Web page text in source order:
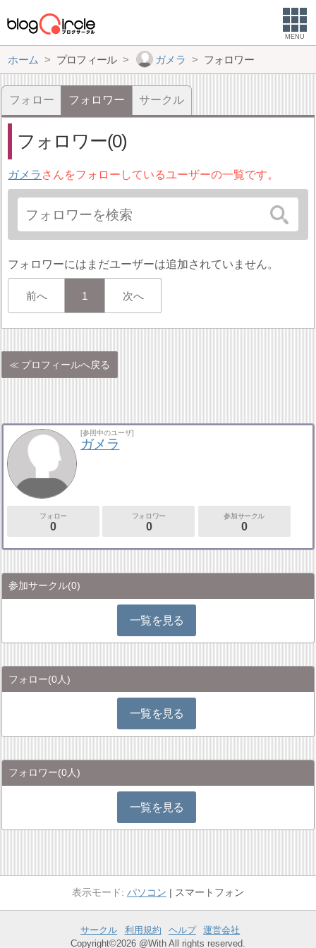
MENU
ホーム プロフィール ガメラ フォロワー
フォロー フォロワー サークル
フォロワー(0)
ガメラ さんをフォローしているユーザーの一覧です。
フォロワーにはまだユーザーは追加されていません。
前へ 1 次へ
プロフィールへ戻る
[参照中のユーザ]
ガメラ
フォロー
0
フォロワー
0
参加サークル
0
参加サークル(0)
一覧を見る
フォロー(0人)
一覧を見る
フォロワー(0人)
一覧を見る
パソコン スマートフォン
サークル 利用規約 ヘルプ
運営会社
Copyright©2026 @With All rights reserved.